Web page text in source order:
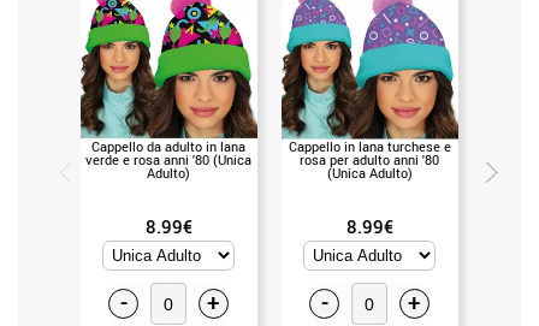
Cappello da adulto in lana
verde e rosa anni '80 (Unica
Adulto)
8.99€
- +
Cappello in lana turchese e
rosa per adulto anni '80
(Unica Adulto)
8.99€
- +